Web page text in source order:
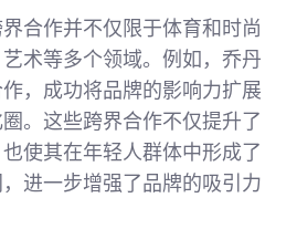
合作并不仅限于体育和时尚
术等多个领域。例如，乔丹
，成功将品牌的影响力扩展
。这些跨界合作不仅提升了
使其在年轻人群体中形成了
进一步增强了品牌的吸引力